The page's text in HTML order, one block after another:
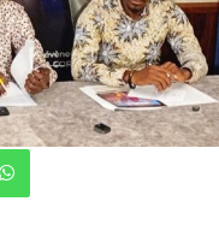
WhatsApp